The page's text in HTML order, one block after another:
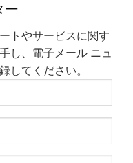
ー
トやサービスに関す
し、電子メール ニュ
してください。